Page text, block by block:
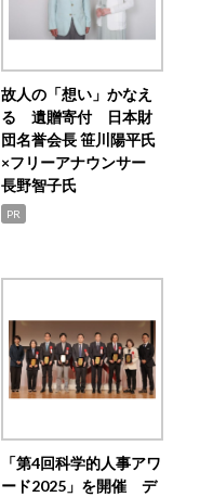
故人の「想い」かなえ
る 遺贈寄付 日本財
団名誉会長 笹川陽平氏
×フリーアナウンサー
長野智子氏
PR
「第4回科学的人事アワ
ード2025」を開催 デ